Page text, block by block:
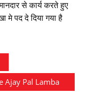
से कार्य करते हुए
मे पद दे दिया गया है
Ajay Pal Lamba